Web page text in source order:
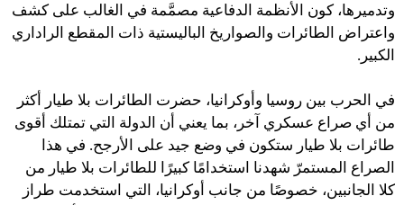
وتدميرها، كون الأنظمة الدفاعية مصمَّمة في الغالب على كشف
واعتراض الطائرات والصواريخ الباليستية ذات المقطع الراداري
الكبير.
في الحرب بين روسيا وأوكرانيا، حضرت الطائرات بلا طيار أكثر
من أي صراع عسكري آخر، بما يعني أن الدولة التي تمتلك أقوى
طائرات بلا طيار ستكون في وضع جيد على الأرجح. في هذا
الصراع المستمرّ شهدنا استخدامًا كبيرًا للطائرات بلا طيار من
كلا الجانبين، خصوصًا من جانب أوكرانيا، التي استخدمت طراز